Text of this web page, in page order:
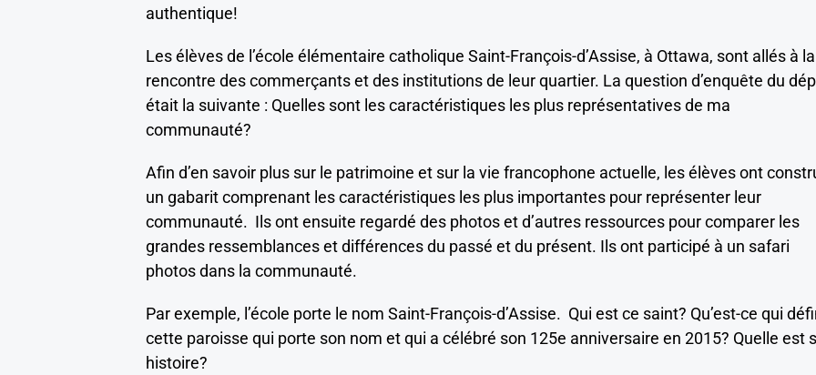
authentique!
Les élèves de l’école élémentaire catholique Saint-François-d’Assise, à Ottawa, sont allés à la
rencontre des commerçants et des institutions de leur quartier. La question d’enquête du
était la suivante : Quelles sont les caractéristiques les plus représentatives de ma
communauté?
Afin d’en savoir plus sur le patrimoine et sur la vie francophone actuelle, les élèves ont
un gabarit comprenant les caractéristiques les plus importantes pour représenter leur
communauté. Ils ont ensuite regardé des photos et d’autres ressources pour comparer les
grandes ressemblances et différences du passé et du présent. Ils ont participé à un safari
photos dans la communauté.
Par exemple, l’école porte le nom Saint-François-d’Assise. Qui est ce saint? Qu’est-ce qui
cette paroisse qui porte son nom et qui a célébré son 125e anniversaire en 2015? Quelle est
histoire?